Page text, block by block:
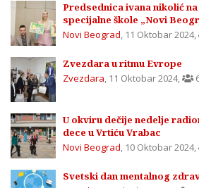
Predsednica ivana nikolić
specijalne škole „Novi
Novi Beograd, 11 Oktobar 2024,
Zvezdara u ritmu Evrope
Zvezdara, 11 Oktobar 2024,
U okviru dečije nedelje
dece u Vrtiću Vrabac
Novi Beograd, 10 Oktobar 2024,
Svetski dan mentalnog